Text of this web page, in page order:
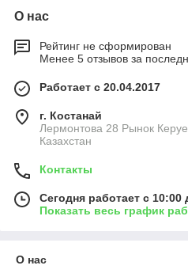
О нас
Рейтинг не сформирован
Менее 5 отзывов за
Работает с 20.04.2017
г. Костанай
Лермонтова 28 Рынок
Казахстан
Контакты
Сегодня работает с 10:00
Показать весь график
О нас